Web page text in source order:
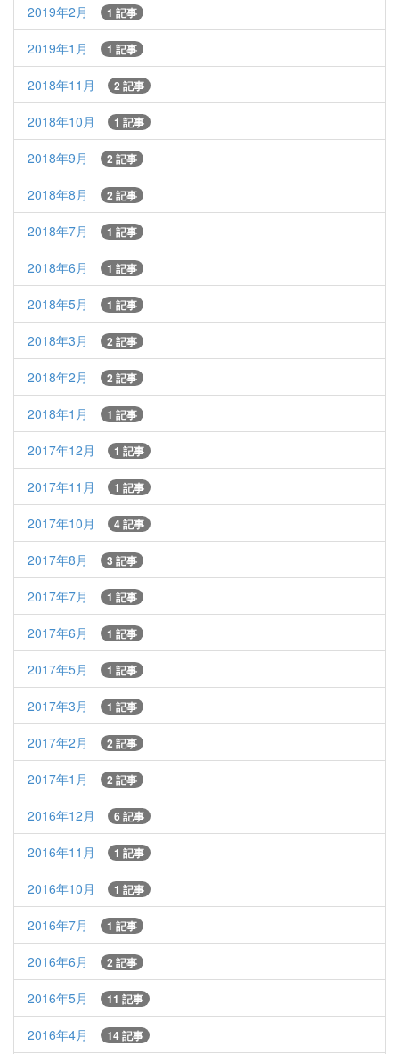
2019年2月 1 記事
2019年1月 1 記事
2018年11月 2 記事
2018年10月 1 記事
2018年9月 2 記事
2018年8月 2 記事
2018年7月 1 記事
2018年6月 1 記事
2018年5月 1 記事
2018年3月 2 記事
2018年2月 2 記事
2018年1月 1 記事
2017年12月 1 記事
2017年11月 1 記事
2017年10月 4 記事
2017年8月 3 記事
2017年7月 1 記事
2017年6月 1 記事
2017年5月 1 記事
2017年3月 1 記事
2017年2月 2 記事
2017年1月 2 記事
2016年12月 6 記事
2016年11月 1 記事
2016年10月 1 記事
2016年7月 1 記事
2016年6月 2 記事
2016年5月 11 記事
2016年4月 14 記事